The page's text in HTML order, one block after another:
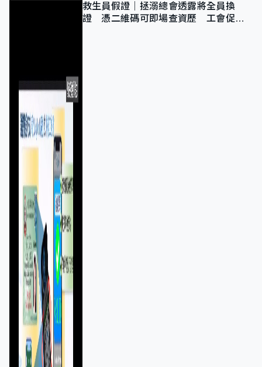
救生員假證｜拯溺總會透露將全員換
證 憑二維碼可即場查資歷 工會促加